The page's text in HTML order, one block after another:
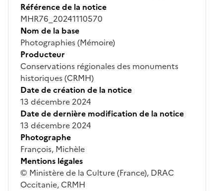
Référence de la notice
MHR76_20241110570
Nom de la base
Photographies (Mémoire)
Producteur
Conservations régionales des monuments
historiques (CRMH)
Date de création de la notice
13 décembre 2024
Date de dernière modification de la notice
13 décembre 2024
Photographe
François, Michèle
Mentions légales
© Ministère de la Culture (France), DRAC
Occitanie, CRMH